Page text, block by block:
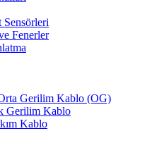
Sensörleri
Fenerler
Gerilim Kablo (OG)
Gerilim Kablo
Kablo